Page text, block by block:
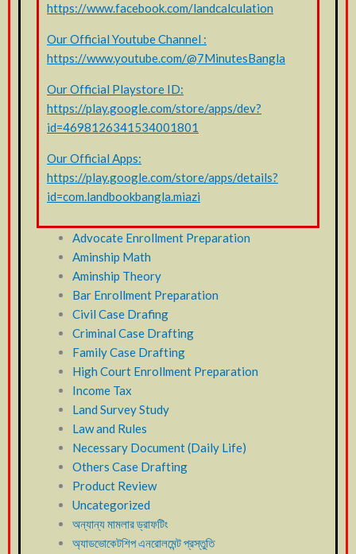
https://www.facebook.com/landcalculation
Our Official Youtube Channel :
https://www.youtube.com/@7MinutesBangla
Our Official Playstore ID:
https://play.google.com/store/apps/dev?
id=4698126341534001801
Our Official Apps:
https://play.google.com/store/apps/details?
id=com.landbookbangla.miazi
Advocate Enrollment Preparation
Aminship Math
Aminship Theory
Bar Enrollment Preparation
Civil Case Drafing
Criminal Case Drafting
Family Case Drafting
High Court Enrollment Preparation
Income Tax
Land Survey Study
Law and Rules
Necessary Document (Daily Life)
Others Case Drafting
Product Review
Uncategorized
অন্যান্য মামলার ড্রাফটিং
অ্যাডভোকেটশিপ এনরোলমেন্ট প্রস্তুতি